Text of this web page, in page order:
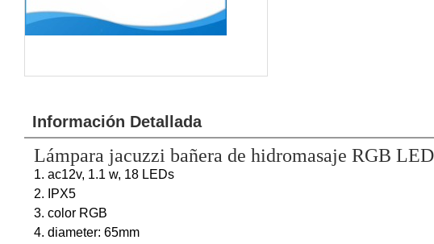
Información Detallada
Lámpara jacuzzi bañera de hidromasaje RGB
1. ac12v, 1.1 w, 18 LEDs
2. IPX5
3. color RGB
4. diameter: 65mm